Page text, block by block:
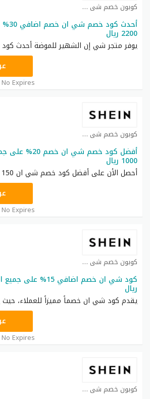
كوبون خصم شي ان كوبون
أحدث
2200 ريال
يوفر متجر شي إن الشهير للموضة أحدث
No Expires
كوبون خصم شي ان كوبون
أفضل كود خصم شي
1000 ريال
أحصل الأن على أفضل كود خصم شي ان 150 ريال
No Expires
كوبون خصم شي ان كوبون
ريال
يقدم كود شي ان خصماً مميزاً للعملاء،
No Expires
كوبون خصم شي ان كوبون